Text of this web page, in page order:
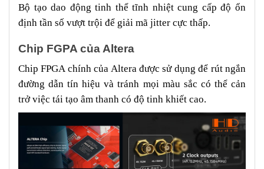
Bộ tạo dao động tinh thể tĩnh nhiệt cung cấp độ ổn
định tần số vượt trội để giải mã jitter cực thấp.
Chip FGPA của Altera
Chip FPGA chính của Altera được sử dụng để rút ngắn
đường dẫn tín hiệu và tránh mọi màu sắc có thể cản
trở việc tái tạo âm thanh có độ tinh khiết cao.